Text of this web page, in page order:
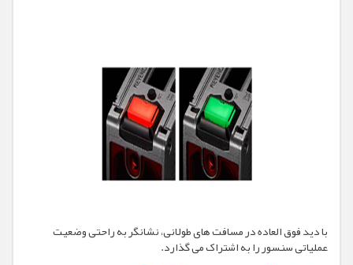
با دید فوق العاده در مسافت های طولانی، نشانگر به راحتی وضعیت
عملیاتی سنسور را به اشتراک می گذارد.